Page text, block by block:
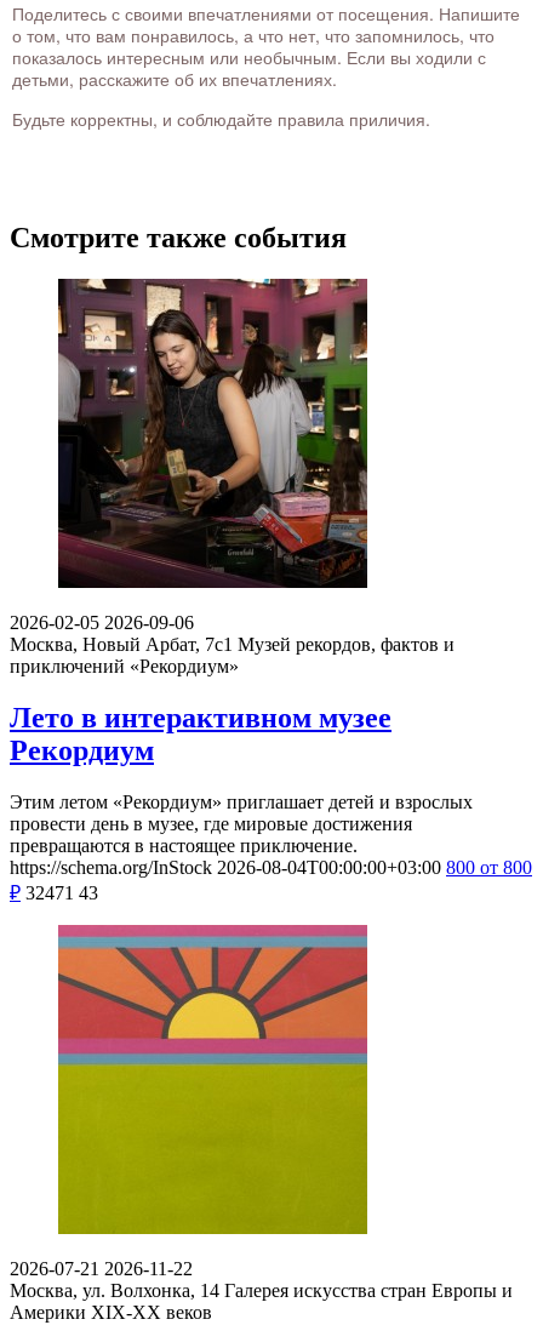
Поделитесь с своими впечатлениями от посещения. Напишите
о том, что вам понравилось, а что нет, что запомнилось, что
показалось интересным или необычным. Если вы ходили с
детьми, расскажите об их впечатлениях.
Будьте корректны, и соблюдайте правила приличия.
Смотрите также события
2026-02-05 2026-09-06
Москва, Новый Арбат, 7с1 Музей рекордов, фактов и
приключений «Рекордиум»
Лето в интерактивном музее
Рекордиум
Этим летом «Рекордиум» приглашает детей и взрослых
провести день в музее, где мировые достижения
превращаются в настоящее приключение.
https://schema.org/InStock 2026-08-04T00:00:00+03:00 800 от 800
₽ 32471 43
2026-07-21 2026-11-22
Москва, ул. Волхонка, 14 Галерея искусства стран Европы и
Америки XIX-ХХ веков